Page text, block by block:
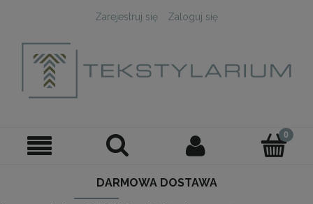
Zarejestruj się Zaloguj się
DARMOWA DOSTAWA